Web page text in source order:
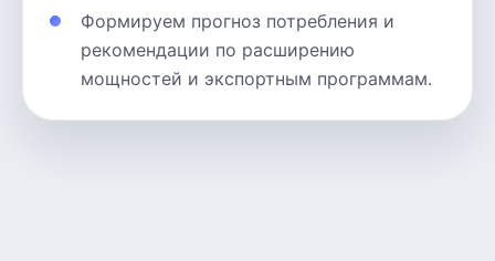
Формируем прогноз потребления и
рекомендации по расширению
мощностей и экспортным программам.